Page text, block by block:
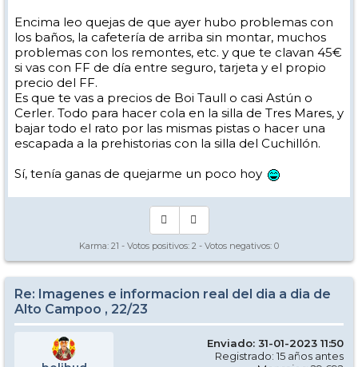
Encima leo quejas de que ayer hubo problemas con
los baños, la cafetería de arriba sin montar, muchos
problemas con los remontes, etc. y que te clavan 45€
si vas con FF de día entre seguro, tarjeta y el propio
precio del FF.
Es que te vas a precios de Boi Taull o casi Astún o
Cerler. Todo para hacer cola en la silla de Tres Mares, y
bajar todo el rato por las mismas pistas o hacer una
escapada a la prehistorias con la silla del Cuchillón.
Sí, tenía ganas de quejarme un poco hoy
Karma: 21 - Votos positivos: 2 - Votos negativos: 0
Re: Imagenes e informacion real del dia a dia de
Alto Campoo , 22/23
Enviado: 31-01-2023 11:50
Registrado: 15 años antes